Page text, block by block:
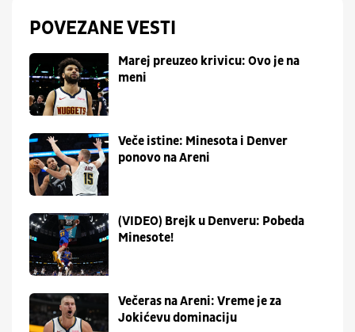
POVEZANE VESTI
Marej preuzeo krivicu: Ovo je na
meni
Veče istine: Minesota i Denver
ponovo na Areni
(VIDEO) Brejk u Denveru: Pobeda
Minesote!
Večeras na Areni: Vreme je za
Jokićevu dominaciju